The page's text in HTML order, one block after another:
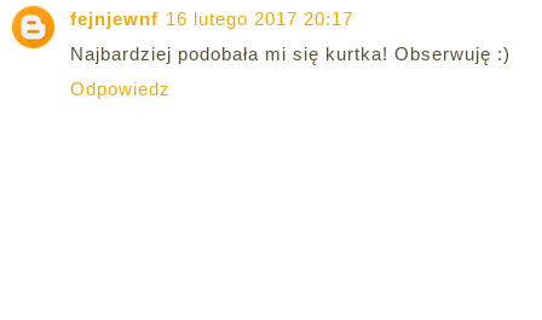
fejnjewnf 16 lutego 2017 20:17
Najbardziej podobała mi się kurtka! Obserwuję :)
Odpowiedz